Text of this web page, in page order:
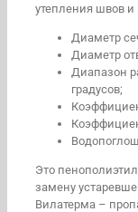
утепления швов
Диаметр
Диаметр
Диапазон
градусов;
Это
замену
Вилатерма –